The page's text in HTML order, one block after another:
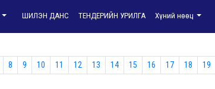
ШИЛЭН ДАНС ТЕНДЕРИЙН УРИЛГА Хүний нөөц
8 9 10 11 12 13 14 15 16 17 18 19